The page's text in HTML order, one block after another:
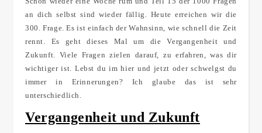
an dich selbst sind wieder fällig. Heute erreichen wir die
300. Frage. Es ist einfach der Wahnsinn, wie schnell die Zeit
rennt. Es geht dieses Mal um die Vergangenheit und
Zukunft. Viele Fragen zielen darauf, zu erfahren, was dir
wichtiger ist. Lebst du im hier und jetzt oder schwelgst du
immer in Erinnerungen? Ich glaube das ist sehr
unterschiedlich.
Vergangenheit und Zukunft